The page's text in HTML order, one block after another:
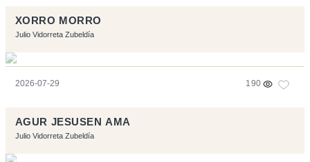
XORRO MORRO
Julio Vidorreta Zubeldía
2026-07-29 190
AGUR JESUSEN AMA
Julio Vidorreta Zubeldía